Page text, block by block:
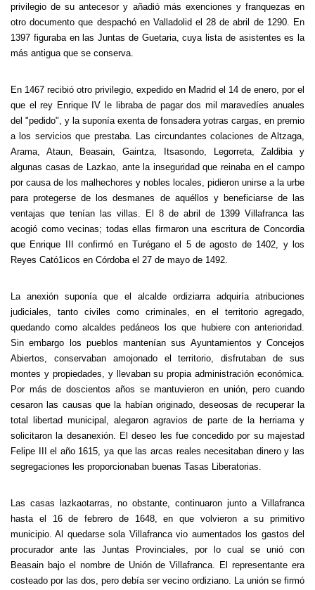
privilegio de su antecesor y añadió más exenciones y franquezas en
otro documento que despachó en Valladolid el 28 de abril de 1290. En
1397 figuraba en las Juntas de Guetaria, cuya lista de asistentes es la
más antigua que se conserva.
En 1467 recibió otro privilegio, expedido en Madrid el 14 de enero, por el
que el rey Enrique IV le libraba de pagar dos mil maravedíes anuales
del "pedido", y la suponía exenta de fonsadera yotras cargas, en premio
a los servicios que prestaba. Las circundantes colaciones de Altzaga,
Arama, Ataun, Beasain, Gaintza, Itsasondo, Legorreta, Zaldibia y
algunas casas de Lazkao, ante la inseguridad que reinaba en el campo
por causa de los malhechores y nobles locales, pidieron unirse a la urbe
para protegerse de los desmanes de aquéllos y beneficiarse de las
ventajas que tenían las villas. El 8 de abril de 1399 Villafranca las
acogió como vecinas; todas ellas firmaron una escritura de Concordia
que Enrique III confirmó en Turégano el 5 de agosto de 1402, y los
Reyes Cató1icos en Córdoba el 27 de mayo de 1492.
La anexión suponía que el alcalde ordiziarra adquiría atribuciones
judiciales, tanto civiles como criminales, en el territorio agregado,
quedando como alcaldes pedáneos los que hubiere con anterioridad.
Sin embargo los pueblos mantenían sus Ayuntamientos y Concejos
Abiertos, conservaban amojonado el territorio, disfrutaban de sus
montes y propiedades, y llevaban su propia administración económica.
Por más de doscientos años se mantuvieron en unión, pero cuando
cesaron las causas que la habían originado, deseosas de recuperar la
total libertad municipal, alegaron agravios de parte de la herriama y
solicitaron la desanexión. El deseo les fue concedido por su majestad
Felipe III el año 1615, ya que las arcas reales necesitaban dinero y las
segregaciones les proporcionaban buenas Tasas Liberatorias.
Las casas lazkaotarras, no obstante, continuaron junto a Villafranca
hasta el 16 de febrero de 1648, en que volvieron a su primitivo
municipio. Al quedarse sola Villafranca vio aumentados los gastos del
procurador ante las Juntas Provinciales, por lo cual se unió con
Beasain bajo el nombre de Unión de Villafranca. El representante era
costeado por las dos, pero debía ser vecino ordiziano. La unión se firmó